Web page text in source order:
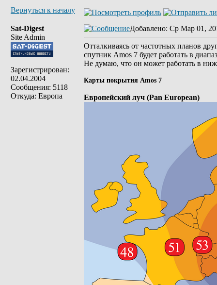
Вернуться к началу
Sat-Digest
Site Admin
Зарегистрирован:
02.04.2004
Сообщения: 5118
Откуда: Европа
Добавлено: Ср Мар 01,
Отталкиваясь от частотных планов
спутник Amos 7 будет работать в
Не думаю, что он может работать в
Карты покрытия Amos 7
Европейский луч (Pan European)